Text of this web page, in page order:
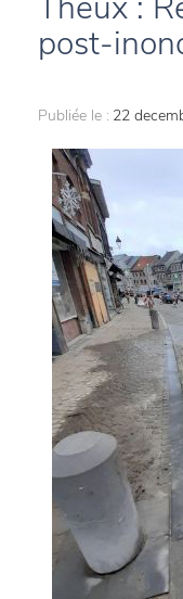
post-
Publiée le : 22